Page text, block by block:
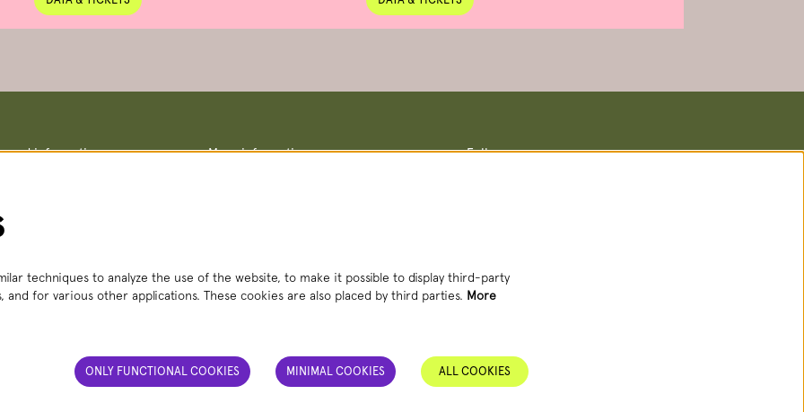
and information More information Follow us
This site is protected by reCAPTCHA, data processing occurs in accordance with
Cloud Data Processing Addendum
techniques to analyze the use of the website, to make it possible to display third-party
and for various other applications. These cookies are also placed by third parties. More
ONLY FUNCTIONAL COOKIES MINIMAL COOKIES ALL COOKIES